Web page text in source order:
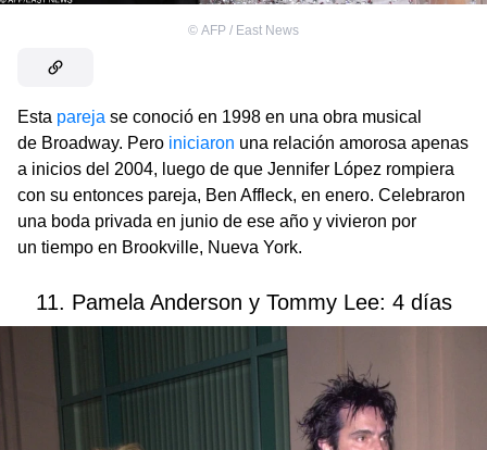
© AFP / East News
Esta pareja se conoció en 1998 en una obra musical
de Broadway. Pero iniciaron una relación amorosa apenas
a inicios del 2004, luego de que Jennifer López rompiera
con su entonces pareja, Ben Affleck, en enero. Celebraron
una boda privada en junio de ese año y vivieron por
un tiempo en Brookville, Nueva York.
11. Pamela Anderson y Tommy Lee: 4 días